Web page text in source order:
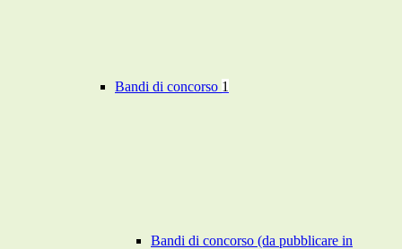
Bandi di concorso 1
Bandi di concorso (da pubblicare in